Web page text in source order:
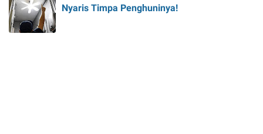
Nyaris Timpa Penghuninya!